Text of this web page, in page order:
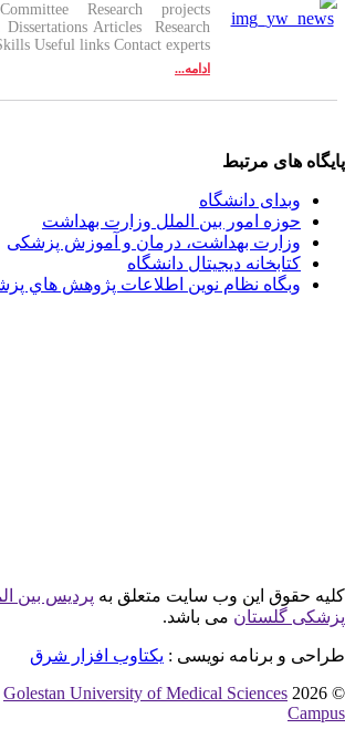
Committee Research projects
and Dissertations Articles Research
Skills Useful links Contact experts
مرتبط
دانشگاه
امور بین الملل وزارت بهداشت
بهداشت، درمان و آموزش پزشکی
دیجیتال دانشگاه
نظام نوين اطلاعات پژوهش هاي پزشكي
این وب سایت متعلق بهپردیس بین الملل
می باشد.
برنامه نویسی :یکتاوب افزار شرق
Golestan University of Medical Sciences